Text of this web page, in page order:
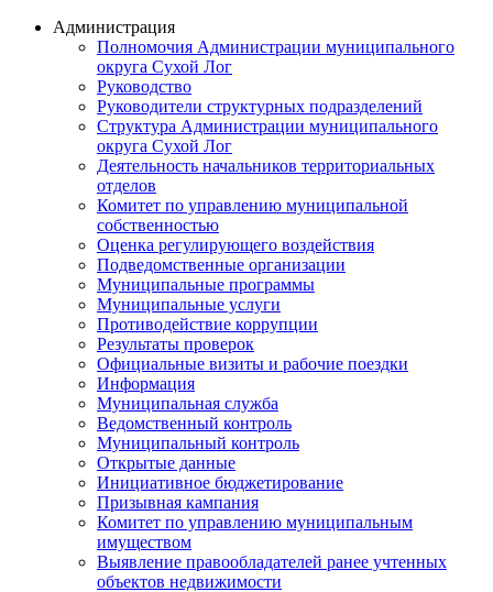
Администрация
Полномочия Администрации муниципального
округа Сухой Лог
Руководство
Руководители структурных подразделений
Структура Администрации муниципального
округа Сухой Лог
Деятельность начальников территориальных
отделов
Комитет по управлению муниципальной
собственностью
Оценка регулирующего воздействия
Подведомственные организации
Муниципальные программы
Муниципальные услуги
Противодействие коррупции
Результаты проверок
Официальные визиты и рабочие поездки
Информация
Муниципальная служба
Ведомственный контроль
Муниципальный контроль
Открытые данные
Инициативное бюджетирование
Призывная кампания
Комитет по управлению муниципальным
имуществом
Выявление правообладателей ранее учтенных
объектов недвижимости